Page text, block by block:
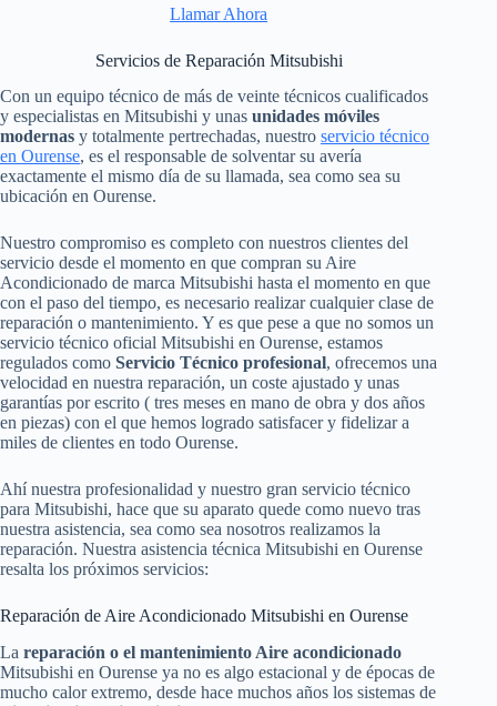
Llamar Ahora
Servicios de Reparación Mitsubishi
Con un equipo técnico de más de veinte técnicos cualificados
y especialistas en Mitsubishi y unas unidades móviles
modernas y totalmente pertrechadas, nuestro servicio técnico
en Ourense, es el responsable de solventar su avería
exactamente el mismo día de su llamada, sea como sea su
ubicación en Ourense.
Nuestro compromiso es completo con nuestros clientes del
servicio desde el momento en que compran su Aire
Acondicionado de marca Mitsubishi hasta el momento en que
con el paso del tiempo, es necesario realizar cualquier clase de
reparación o mantenimiento. Y es que pese a que no somos un
servicio técnico oficial Mitsubishi en Ourense, estamos
regulados como Servicio Técnico profesional, ofrecemos una
velocidad en nuestra reparación, un coste ajustado y unas
garantías por escrito ( tres meses en mano de obra y dos años
en piezas) con el que hemos logrado satisfacer y fidelizar a
miles de clientes en todo Ourense.
Ahí nuestra profesionalidad y nuestro gran servicio técnico
para Mitsubishi, hace que su aparato quede como nuevo tras
nuestra asistencia, sea como sea nosotros realizamos la
reparación. Nuestra asistencia técnica Mitsubishi en Ourense
resalta los próximos servicios:
Reparación de Aire Acondicionado Mitsubishi en Ourense
La reparación o el mantenimiento Aire acondicionado
Mitsubishi en Ourense ya no es algo estacional y de épocas de
mucho calor extremo, desde hace muchos años los sistemas de